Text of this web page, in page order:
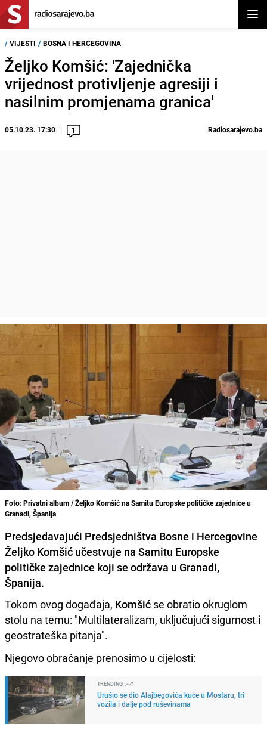
/ VIJESTI / BOSNA I HERCEGOVINA
Željko Komšić: 'Zajednička
vrijednost protivljenje agresiji i
nasilnim promjenama granica'
05.10.23. 17:30 1 Radiosarajevo.ba
Foto: Privatni album / Željko Komšić na Samitu Europske političke zajednice u
Granadi, Španija
Predsjedavajući Predsjedništva Bosne i Hercegovine
Željko Komšić učestvuje na Samitu Europske
političke zajednice koji se održava u Granadi,
Španija.
Tokom ovog događaja, Komšić se obratio okruglom
stolu na temu: "Multilateralizam, uključujući sigurnost i
geostrateška pitanja".
Njegovo obraćanje prenosimo u cijelosti:
TRENDING
Urušio se dio Alajbegovića kuće u Mostaru, tri
vozila i dalje pod ruševinama